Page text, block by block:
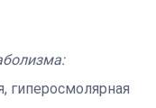
гиперосмолярная